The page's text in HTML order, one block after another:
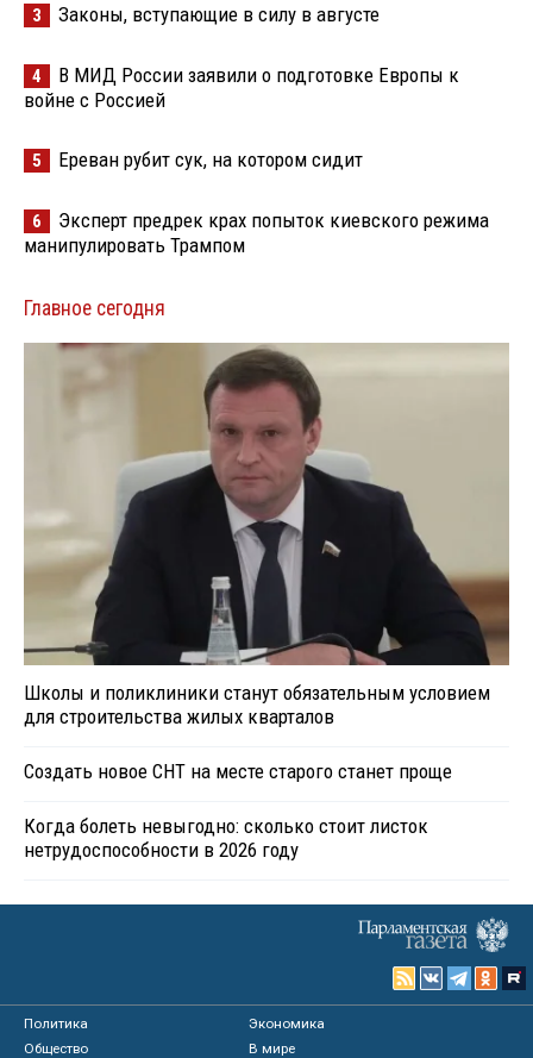
3 Законы, вступающие в силу в августе
4
В МИД России заявили о подготовке Европы к
войне с Россией
5 Ереван рубит сук, на котором сидит
6
Эксперт предрек крах попыток киевского режима
манипулировать Трампом
Главное сегодня
Школы и поликлиники станут обязательным условием
для строительства жилых кварталов
Создать новое СНТ на месте старого станет проще
Когда болеть невыгодно: сколько стоит листок
нетрудоспособности в 2026 году
Политика
Экономика
Общество
В мире